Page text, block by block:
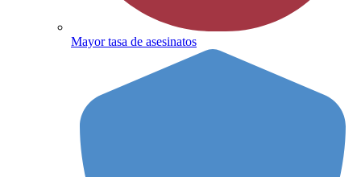
Mayor tasa de asesinatos